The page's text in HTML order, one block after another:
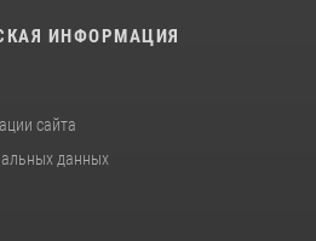
ИНФОРМАЦИЯ
сайта
данных